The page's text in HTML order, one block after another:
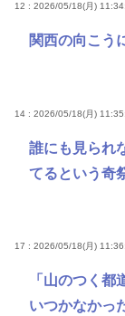
12 : 2026/05/18(月)
関西の向こう
14 : 2026/05/18(月)
誰にも見られ
てるという奇
17 : 2026/05/18(月)
「山のつく
いつかなかっ